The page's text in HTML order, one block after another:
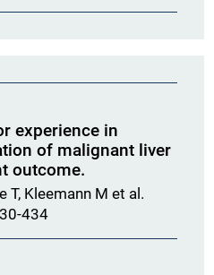
experience in
of malignant liver
outcome.
T, Kleemann M et al.
434